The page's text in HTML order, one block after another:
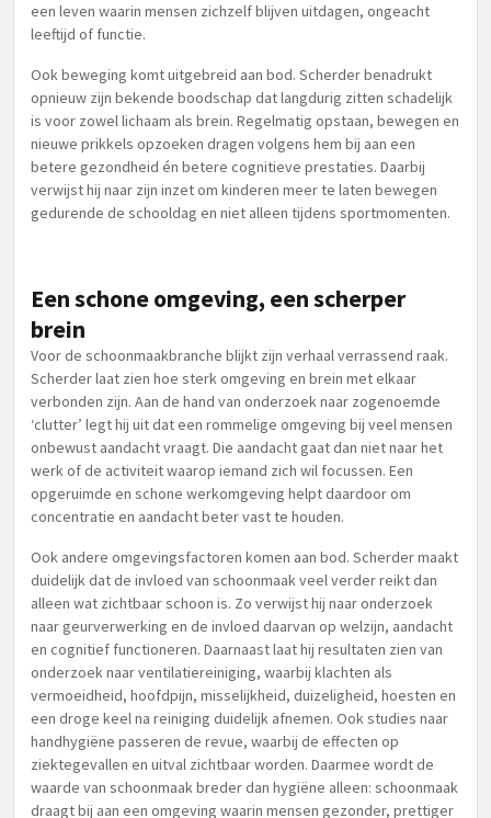
een leven waarin mensen zichzelf blijven uitdagen, ongeacht
leeftijd of functie.
Ook beweging komt uitgebreid aan bod. Scherder benadrukt
opnieuw zijn bekende boodschap dat langdurig zitten schadelijk
is voor zowel lichaam als brein. Regelmatig opstaan, bewegen en
nieuwe prikkels opzoeken dragen volgens hem bij aan een
betere gezondheid én betere cognitieve prestaties. Daarbij
verwijst hij naar zijn inzet om kinderen meer te laten bewegen
gedurende de schooldag en niet alleen tijdens sportmomenten.
Een schone omgeving, een scherper
brein
Voor de schoonmaakbranche blijkt zijn verhaal verrassend raak.
Scherder laat zien hoe sterk omgeving en brein met elkaar
verbonden zijn. Aan de hand van onderzoek naar zogenoemde
‘clutter’ legt hij uit dat een rommelige omgeving bij veel mensen
onbewust aandacht vraagt. Die aandacht gaat dan niet naar het
werk of de activiteit waarop iemand zich wil focussen. Een
opgeruimde en schone werkomgeving helpt daardoor om
concentratie en aandacht beter vast te houden.
Ook andere omgevingsfactoren komen aan bod. Scherder maakt
duidelijk dat de invloed van schoonmaak veel verder reikt dan
alleen wat zichtbaar schoon is. Zo verwijst hij naar onderzoek
naar geurverwerking en de invloed daarvan op welzijn, aandacht
en cognitief functioneren. Daarnaast laat hij resultaten zien van
onderzoek naar ventilatiereiniging, waarbij klachten als
vermoeidheid, hoofdpijn, misselijkheid, duizeligheid, hoesten en
een droge keel na reiniging duidelijk afnemen. Ook studies naar
handhygiëne passeren de revue, waarbij de effecten op
ziektegevallen en uitval zichtbaar worden. Daarmee wordt de
waarde van schoonmaak breder dan hygiëne alleen: schoonmaak
draagt bij aan een omgeving waarin mensen gezonder, prettiger